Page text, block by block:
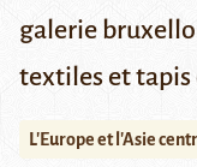
galerie
textiles et tapis
L'Europe et l'Asie